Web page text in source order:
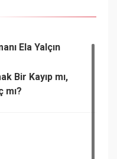
Ela Yalçın
Bir Kayıp mı,
mı?